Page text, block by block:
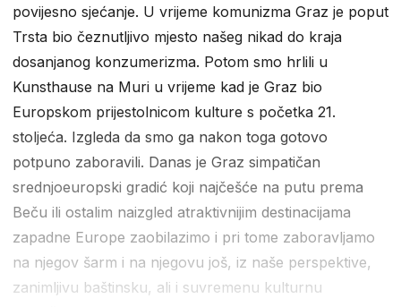
povijesno sjećanje. U vrijeme komunizma Graz je poput
Trsta bio čeznutljivo mjesto našeg nikad do kraja
dosanjanog konzumerizma. Potom smo hrlili u
Kunsthause na Muri u vrijeme kad je Graz bio
Europskom prijestolnicom kulture s početka 21.
stoljeća. Izgleda da smo ga nakon toga gotovo
potpuno zaboravili. Danas je Graz simpatičan
srednjoeuropski gradić koji najčešće na putu prema
Beču ili ostalim naizgled atraktivnijim destinacijama
zapadne Europe zaobilazimo i pri tome zaboravljamo
na njegov šarm i na njegovu još, iz naše perspektive,
zanimljivu baštinsku, ali i suvremenu kulturnu